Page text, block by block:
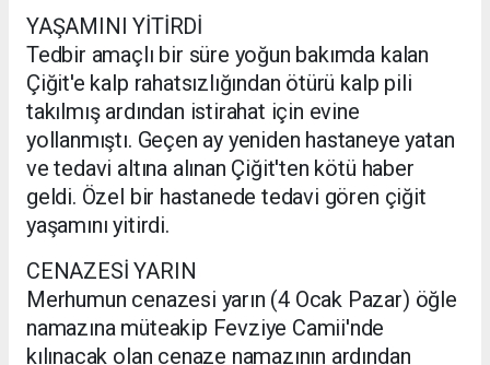
YAŞAMINI YİTİRDİ
Tedbir amaçlı bir süre yoğun bakımda kalan
Çiğit'e kalp rahatsızlığından ötürü kalp pili
takılmış ardından istirahat için evine
yollanmıştı. Geçen ay yeniden hastaneye yatan
ve tedavi altına alınan Çiğit'ten kötü haber
geldi. Özel bir hastanede tedavi gören çiğit
yaşamını yitirdi.
CENAZESİ YARIN
Merhumun cenazesi yarın (4 Ocak Pazar) öğle
namazına müteakip Fevziye Camii'nde
kılınacak olan cenaze namazının ardından